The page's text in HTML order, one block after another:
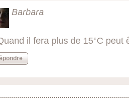
Barbara
il fera plus de 15°C